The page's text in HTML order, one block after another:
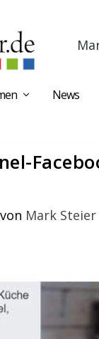
News
Mark Steier